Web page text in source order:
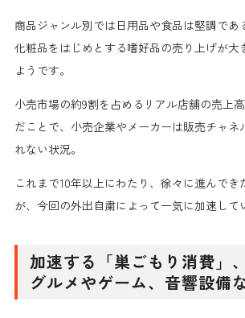
商品ジャンル別では日用品や食品は堅調であ
化粧品をはじめとする嗜好品の売り上げが大
ようです。
小売市場の約9割を占めるリアル店舗の売上
だことで、小売企業やメーカーは販売チャネ
れない状況。
これまで10年以上にわたり、徐々に進んでき
が、 今回の外出自粛によって一気に加速 して
加速する「巣ごもり消費」
グルメやゲーム、音響設備